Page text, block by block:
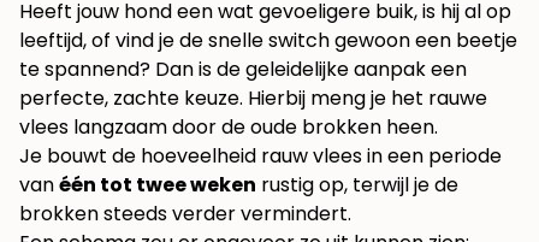
Heeft jouw hond een wat gevoeligere buik, is hij al op
leeftijd, of vind je de snelle switch gewoon een beetje
te spannend? Dan is de geleidelijke aanpak een
perfecte, zachte keuze. Hierbij meng je het rauwe
vlees langzaam door de oude brokken heen.
Je bouwt de hoeveelheid rauw vlees in een periode
vanéén tot twee weken rustig op, terwijl je de
brokken steeds verder vermindert.